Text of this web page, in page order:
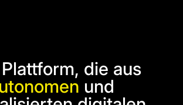
die aus
und